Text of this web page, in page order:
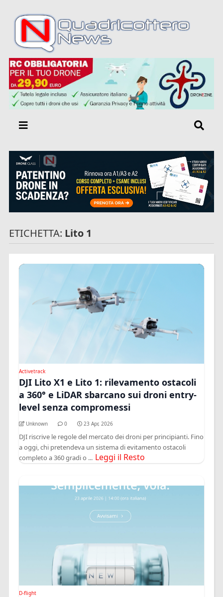
ETICHETTA: Lito 1
Activetrack
DJI Lito X1 e Lito 1: rilevamento ostacoli
a 360° e LiDAR sbarcano sui droni entry-
level senza compromessi
Unknown 0 23 Apr, 2026
DJI riscrive le regole del mercato dei droni per principianti. Fino
a oggi, chi pretendeva un sistema di evitamento ostacoli
completo a 360 gradi o ... Leggi il Resto
D-flight